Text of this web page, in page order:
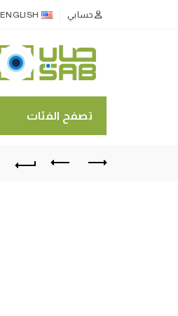
حسابي ENGLISH
تصفح الفئات